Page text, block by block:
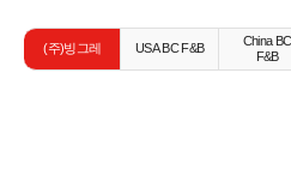
(주)빙그레 USA BC F&B
China BC
F&B